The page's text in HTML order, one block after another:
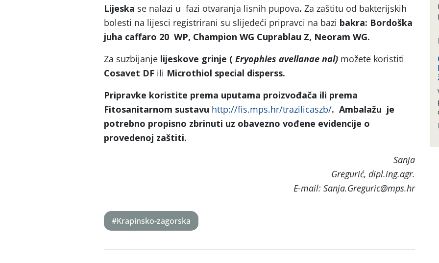
Lijeska se nalazi u fazi otvaranja lisnih pupova. Za zaštitu od bakterijskih
bolesti na lijesci registrirani su slijedeći pripravci na bazi bakra: Bordoška
juha caffaro 20 WP, Champion WG Cuprablau Z, Neoram WG.
Za suzbijanje lijeskove grinje ( Eryophies avellanae nal) možete koristiti
Cosavet DF ili Microthiol special disperss.
Pripravke koristite prema uputama proizvođača ili prema
Fitosanitarnom sustavu http://fis.mps.hr/trazilicaszb/. Ambalažu je
potrebno propisno zbrinuti uz obavezno vođene evidencije o
provedenoj zaštiti.
Sanja
Gregurić, dipl.ing.agr.
E-mail: Sanja.Greguric@mps.hr
#Krapinsko-zagorska